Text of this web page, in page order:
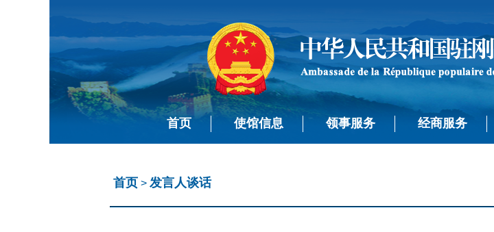
首页 使馆信息 领事服务 经商服务
首页 > 发言人谈话